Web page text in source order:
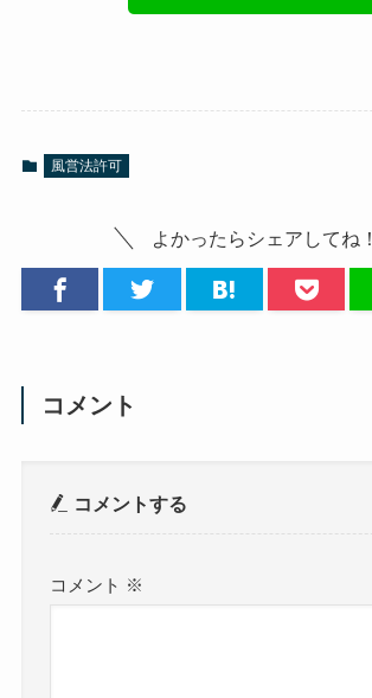
風営法許可
よかったらシェアしてね！
コメント
コメントする
コメント ※